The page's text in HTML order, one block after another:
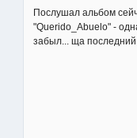
Послушал альбом
"Querido_Abuelo" -
забыл... ща